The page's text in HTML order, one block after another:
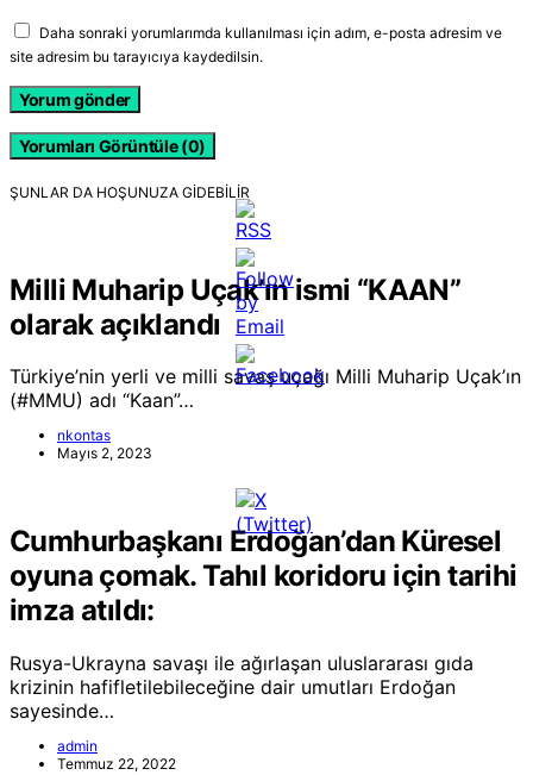
Daha sonraki yorumlarımda kullanılması için adım, e-posta adresim ve
site adresim bu tarayıcıya kaydedilsin.
Yorumları Görüntüle (0)
ŞUNLAR DA HOŞUNUZA GIDEBILIR
Milli Muharip Uçak’ın ismi “KAAN”
olarak açıklandı
Türkiye’nin yerli ve milli savaş uçağı Milli Muharip Uçak’ın
(#MMU) adı “Kaan”…
nkontas
Mayıs 2, 2023
Cumhurbaşkanı Erdoğan’dan Küresel
oyuna çomak. Tahıl koridoru için tarihi
imza atıldı:
Rusya-Ukrayna savaşı ile ağırlaşan uluslararası gıda
krizinin hafifletilebileceğine dair umutları Erdoğan
sayesinde…
admin
Temmuz 22, 2022